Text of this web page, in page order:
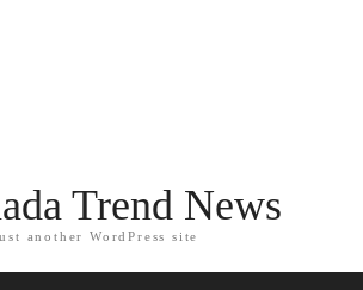
Trend News
another WordPress site